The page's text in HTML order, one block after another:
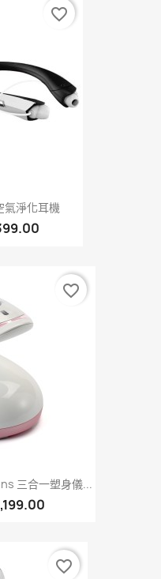
淨化耳機
favorite_border
三合一塑身儀...
favorite_border
favorite_border